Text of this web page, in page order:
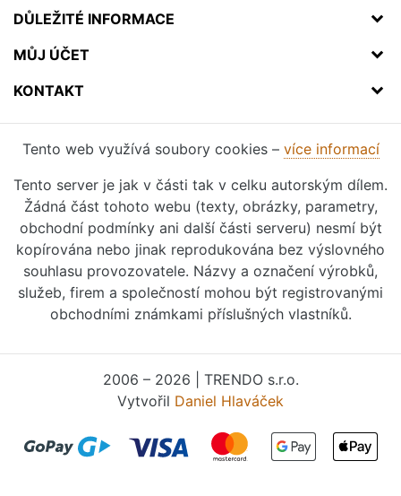
DŮLEŽITÉ INFORMACE
MŮJ ÚČET
KONTAKT
Tento web využívá soubory cookies – více informací
Tento server je jak v části tak v celku autorským dílem.
Žádná část tohoto webu (texty, obrázky, parametry,
obchodní podmínky ani další části serveru) nesmí být
kopírována nebo jinak reprodukována bez výslovného
souhlasu provozovatele. Názvy a označení výrobků,
služeb, firem a společností mohou být registrovanými
obchodními známkami příslušných vlastníků.
2006 – 2026 | TRENDO s.r.o.
Vytvořil Daniel Hlaváček